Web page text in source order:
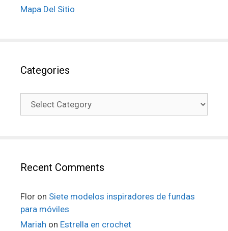
Mapa Del Sitio
Categories
Recent Comments
Flor on Siete modelos inspiradores de fundas
para móviles
Mariah on Estrella en crochet